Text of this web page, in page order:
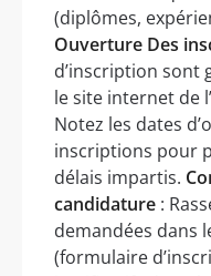
(diplômes,
Ouverture Des
d’inscription sont
le site internet de
Notez les dates
inscriptions pour
délais impartis.
candidature :
demandées dans
(formulaire